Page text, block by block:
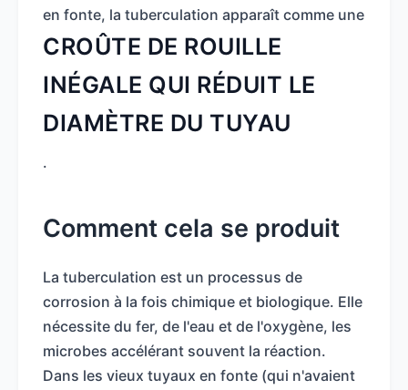
en fonte, la tuberculation apparaît comme une
CROÛTE DE ROUILLE
INÉGALE QUI RÉDUIT LE
DIAMÈTRE DU TUYAU
.
Comment cela se produit
La tuberculation est un processus de
corrosion à la fois chimique et biologique. Elle
nécessite du fer, de l'eau et de l'oxygène, les
microbes accélérant souvent la réaction.
Dans les vieux tuyaux en fonte (qui n'avaient